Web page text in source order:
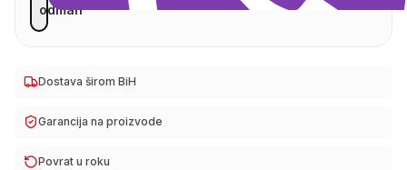
odmah
Dostava širom BiH
Garancija na proizvode
Povrat u roku